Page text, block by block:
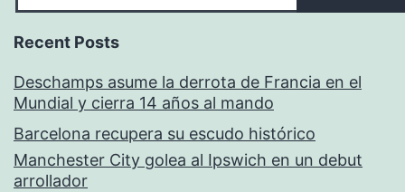
Recent Posts
Deschamps asume la derrota de Francia en el
Mundial y cierra 14 años al mando
Barcelona recupera su escudo histórico
Manchester City golea al Ipswich en un debut
arrollador